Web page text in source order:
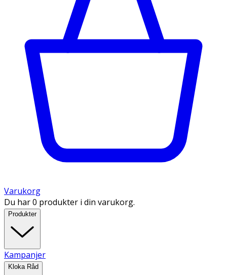
Varukorg
Du har 0 produkter i din varukorg.
Produkter
Kampanjer
Kloka Råd